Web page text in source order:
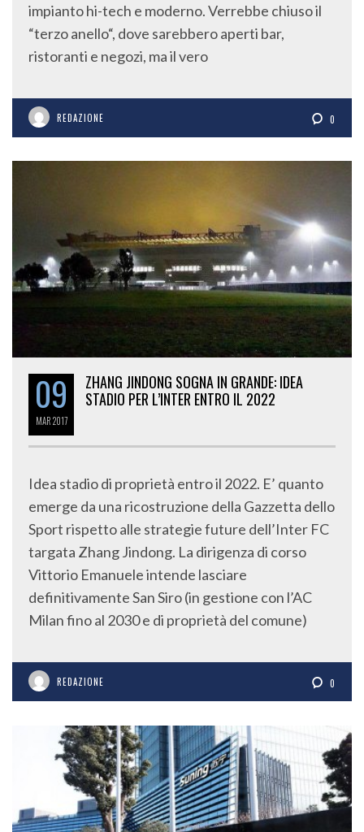
impianto hi-tech e moderno. Verrebbe chiuso il
“terzo anello“, dove sarebbero aperti bar,
ristoranti e negozi, ma il vero
REDAZIONE 0
09
MAR2017
ZHANG JINDONG SOGNA IN GRANDE: IDEA
STADIO PER L’INTER ENTRO IL 2022
Idea stadio di proprietà entro il 2022. E’ quanto
emerge da una ricostruzione della Gazzetta dello
Sport rispetto alle strategie future dell’Inter FC
targata Zhang Jindong. La dirigenza di corso
Vittorio Emanuele intende lasciare
definitivamente San Siro (in gestione con l’AC
Milan fino al 2030 e di proprietà del comune)
REDAZIONE 0